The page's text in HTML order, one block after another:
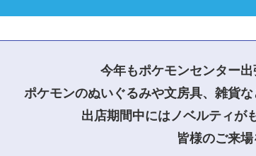
今年もポケモンセンター
ポケモンのぬいぐるみや文房具、雑貨
出店期間中にはノベルティが
皆様のご来場